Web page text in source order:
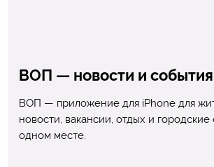
ВОП — новости и
ВОП — приложение для iPhone для
новости, вакансии, отдых и городские
одном месте.